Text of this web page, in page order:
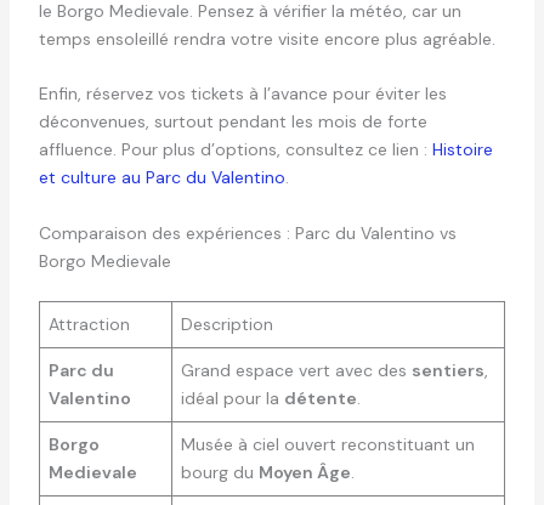
le Borgo Medievale. Pensez à vérifier la météo, car un
temps ensoleillé rendra votre visite encore plus agréable.
Enfin, réservez vos tickets à l’avance pour éviter les
déconvenues, surtout pendant les mois de forte
affluence. Pour plus d’options, consultez ce lien : Histoire
et culture au Parc du Valentino.
Comparaison des expériences : Parc du Valentino vs
Borgo Medievale
Attraction Description
Parc du
Valentino
Grand espace vert avec des sentiers,
idéal pour la détente.
Borgo
Medievale
Musée à ciel ouvert reconstituant un
bourg du Moyen Âge.